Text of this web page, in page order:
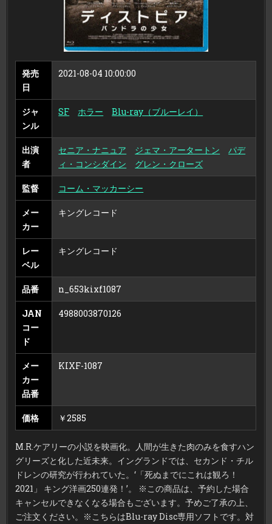
発売
日
2021-08-04 10:00:00
ジャ
ンル
SF ホラー Blu-ray（ブルーレイ）
出演
者
セニア・ナニュア ジェマ・アータートン
パデ
ィ・コンシダイン
グレン・クローズ
監督 コーム・マッカーシー
メー
カー
キングレコード
レー
ベル
キングレコード
品番 n_653kixf1087
JAN
コー
ド
4988003870126
メー
カー
品番
KIXF-1087
価格 ￥2585
M.R.ケアリーの小説を映画化。人間が生きた肉のみを食すハン
グリーズと化した近未来。イングランドでは、セカンド・チル
ドレンの研究が行われていた。‘「死ぬまでにこれは観ろ！
2021」 キング洋画250連発！’。 ※この商品は、予約した場合
キャンセルできなくなる場合もございます。予めご了承の上、
ご注文ください。※こちらはBlu-ray Disc専用ソフトです。対